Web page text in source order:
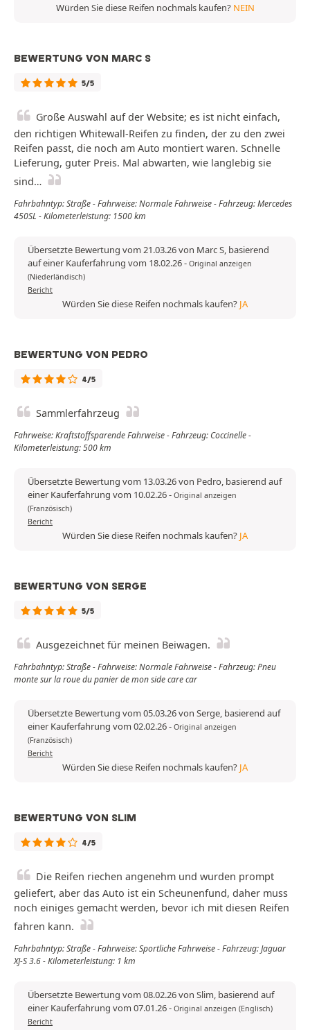
Würden Sie diese Reifen nochmals kaufen? NEIN
BEWERTUNG VON MARC S
5/5
Große Auswahl auf der Website; es ist nicht einfach,
den richtigen Whitewall-Reifen zu finden, der zu den zwei
Reifen passt, die noch am Auto montiert waren. Schnelle
Lieferung, guter Preis. Mal abwarten, wie langlebig sie
sind…
Fahrbahntyp: Straße - Fahrweise: Normale Fahrweise - Fahrzeug: Mercedes
450SL - Kilometerleistung: 1500 km
Übersetzte Bewertung vom 21.03.26 von Marc S, basierend
auf einer Kauferfahrung vom 18.02.26- Original anzeigen
(Niederländisch)
Bericht
Würden Sie diese Reifen nochmals kaufen? JA
BEWERTUNG VON PEDRO
4/5
Sammlerfahrzeug
Fahrweise: Kraftstoffsparende Fahrweise - Fahrzeug: Coccinelle -
Kilometerleistung: 500 km
Übersetzte Bewertung vom 13.03.26 von Pedro, basierend auf
einer Kauferfahrung vom 10.02.26- Original anzeigen
(Französisch)
Bericht
Würden Sie diese Reifen nochmals kaufen? JA
BEWERTUNG VON SERGE
5/5
Ausgezeichnet für meinen Beiwagen.
Fahrbahntyp: Straße - Fahrweise: Normale Fahrweise - Fahrzeug: Pneu
monte sur la roue du panier de mon side care car
Übersetzte Bewertung vom 05.03.26 von Serge, basierend auf
einer Kauferfahrung vom 02.02.26- Original anzeigen
(Französisch)
Bericht
Würden Sie diese Reifen nochmals kaufen? JA
BEWERTUNG VON SLIM
4/5
Die Reifen riechen angenehm und wurden prompt
geliefert, aber das Auto ist ein Scheunenfund, daher muss
noch einiges gemacht werden, bevor ich mit diesen Reifen
fahren kann.
Fahrbahntyp: Straße - Fahrweise: Sportliche Fahrweise - Fahrzeug: Jaguar
XJ-S 3.6 - Kilometerleistung: 1 km
Übersetzte Bewertung vom 08.02.26 von Slim, basierend auf
einer Kauferfahrung vom 07.01.26- Original anzeigen (Englisch)
Bericht